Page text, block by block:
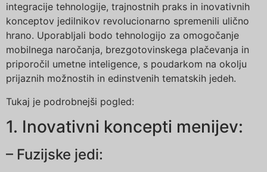
integracije tehnologije, trajnostnih praks in inovativnih
konceptov jedilnikov revolucionarno spremenili ulično
hrano. Uporabljali bodo tehnologijo za omogočanje
mobilnega naročanja, brezgotovinskega plačevanja in
priporočil umetne inteligence, s poudarkom na okolju
prijaznih možnostih in edinstvenih tematskih jedeh.
Tukaj je podrobnejši pogled:
1. Inovativni koncepti menijev:
– Fuzijske jedi: